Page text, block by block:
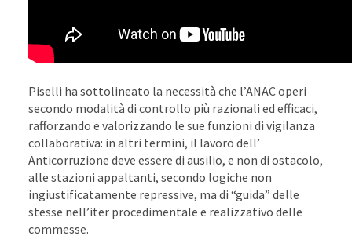
Piselli ha sottolineato la necessità che l’ANAC operi
secondo modalità di controllo più razionali ed efficaci,
rafforzando e valorizzando le sue funzioni di vigilanza
collaborativa: in altri termini, il lavoro dell’
Anticorruzione deve essere di ausilio, e non di ostacolo,
alle stazioni appaltanti, secondo logiche non
ingiustificatamente repressive, ma di “guida” delle
stesse nell’iter procedimentale e realizzativo delle
commesse.